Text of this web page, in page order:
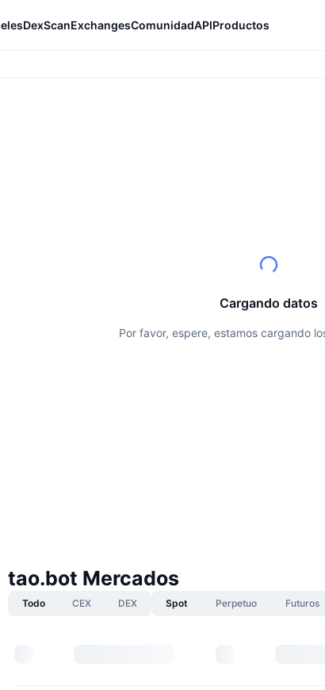
DexScanExchangesComunidadAPIProductos
h)
Cargando datos
Por favor, espere, estamos cargando
tao.bot Mercados
Todo CEX DEX Spot Perpetuo Futuros